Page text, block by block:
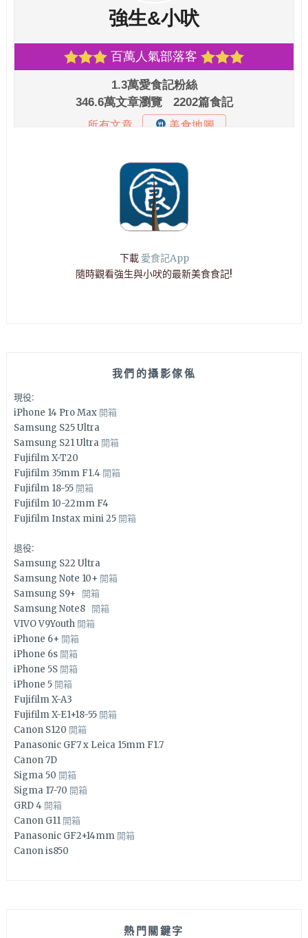
下載 愛食記App
隨時觀看強生與小吠的最新美食食記!
我們的攝影傢俬
現役:
iPhone 14 Pro Max 開箱
Samsung S25 Ultra
Samsung S21 Ultra 開箱
Fujifilm X-T20
Fujifilm 35mm F1.4 開箱
Fujifilm 18-55 開箱
Fujifilm 10-22mm F4
Fujifilm Instax mini 25 開箱
退役:
Samsung S22 Ultra
Samsung Note 10+ 開箱
Samsung S9+ 開箱
Samsung Note8 開箱
VIVO V9Youth 開箱
iPhone 6+ 開箱
iPhone 6s 開箱
iPhone 5S 開箱
iPhone 5 開箱
Fujifilm X-A3
Fujifilm X-E1+18-55 開箱
Canon S120 開箱
Panasonic GF7 x Leica 15mm F1.7
Canon 7D
Sigma 50 開箱
Sigma 17-70 開箱
GRD 4 開箱
Canon G11 開箱
Panasonic GF2+14mm 開箱
Canon is850
熱門關鍵字